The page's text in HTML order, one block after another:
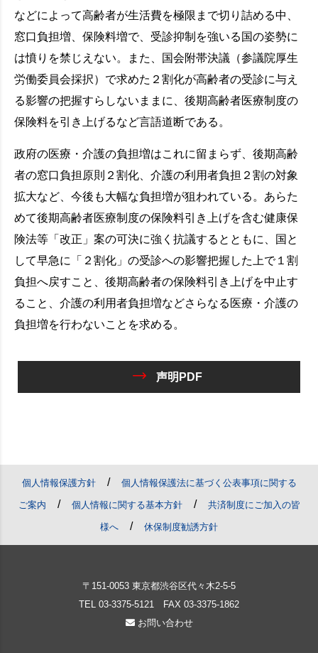
などによって高齢者が生活費を極限まで切り詰める中、
窓口負担増、保険料増で、受診抑制を強いる国の姿勢に
は憤りを禁じえない。また、国会附帯決議（参議院厚生
労働委員会採択）で求めた２割化が高齢者の受診に与え
る影響の把握すらしないままに、後期高齢者医療制度の
保険料を引き上げるなど言語道断である。
政府の医療・介護の負担増はこれに留まらず、後期高齢
者の窓口負担原則２割化、介護の利用者負担２割の対象
拡大など、今後も大幅な負担増が狙われている。あらた
めて後期高齢者医療制度の保険料引き上げを含む健康保
険法等「改正」案の可決に強く抗議するとともに、国と
して早急に「２割化」の受診への影響把握した上で１割
負担へ戻すこと、後期高齢者の保険料引き上げを中止す
ること、介護の利用者負担増などさらなる医療・介護の
負担増を行わないことを求める。
声明PDF
個人情報保護方針/ 個人情報保護法に基づく公表事項に関する
ご案内 / 個人情報に関する基本方針/ 共済制度にご加入の皆
様へ / 休保制度勧誘方針
〒151-0053 東京都渋谷区代々木2-5-5
TEL 03-3375-5121 FAX 03-3375-1862
お問い合わせ